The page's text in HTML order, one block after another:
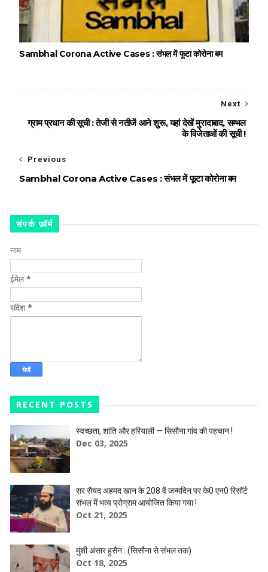
Sambhal Corona Active Cases : संभल में फूटा कोरोना बम
Next
ग्राम प्रधान की सूची : तेजी से नतीजें आने शुरू, यहां देखें मुरादाबाद, सम्‍भल
के व‍िजेताओं की सूची !
Previous
Sambhal Corona Active Cases : संभल में फूटा कोरोना बम
संपर्क फ़ॉर्म
नाम
ईमेल*
संदेश *
RECENT POSTS
स्वच्छता, शांति और हरियाली — सिसौना गांव की पहचान !
Dec 03, 2025
सर सैयद अहमद खान के 208 वें जन्मदिन पर के0 एन0 रिसॉर्ट
संभल में भव्य प्रोग्राम आयोजित किया गया !
Oct 21, 2025
मुंशी अंसार हुसैन : (सिसौना से संभल तक)
Oct 18, 2025